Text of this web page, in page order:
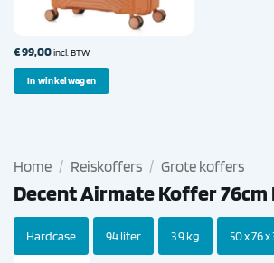
€99,00incl. BTW
In winkelwagen
Home / Reiskoffers / Grote koffers
Decent Airmate Koffer 76cm
Hardcase 94 liter 3.9 kg 50 x 76